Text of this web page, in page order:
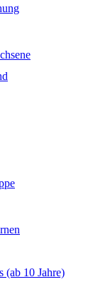
(ab 10 Jahre)